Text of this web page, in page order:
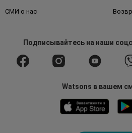
СМИ о нас
Подписывайтесьна наши
Watsons в вашем